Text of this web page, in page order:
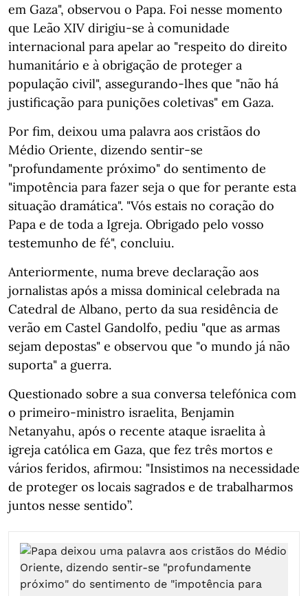
em Gaza", observou o Papa. Foi nesse momento
que Leão XIV dirigiu-se à comunidade
internacional para apelar ao "respeito do direito
humanitário e à obrigação de proteger a
população civil", assegurando-lhes que "não há
justificação para punições coletivas" em Gaza.
Por fim, deixou uma palavra aos cristãos do
Médio Oriente, dizendo sentir-se
"profundamente próximo" do sentimento de
"impotência para fazer seja o que for perante esta
situação dramática". "Vós estais no coração do
Papa e de toda a Igreja. Obrigado pelo vosso
testemunho de fé", concluiu.
Anteriormente, numa breve declaração aos
jornalistas após a missa dominical celebrada na
Catedral de Albano, perto da sua residência de
verão em Castel Gandolfo, pediu "que as armas
sejam depostas" e observou que "o mundo já não
suporta" a guerra.
Questionado sobre a sua conversa telefónica com
o primeiro-ministro israelita, Benjamin
Netanyahu, após o recente ataque israelita à
igreja católica em Gaza, que fez três mortos e
vários feridos, afirmou: "Insistimos na necessidade
de proteger os locais sagrados e de trabalharmos
juntos nesse sentido”.